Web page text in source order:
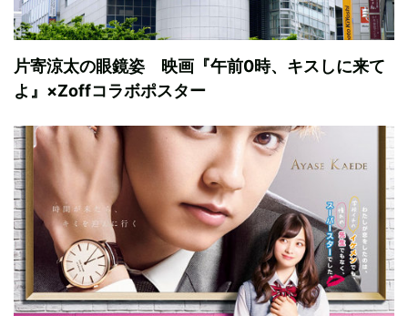
片寄涼太の眼鏡姿 映画『午前0時、キスしに来て
よ』×Zoffコラボポスター